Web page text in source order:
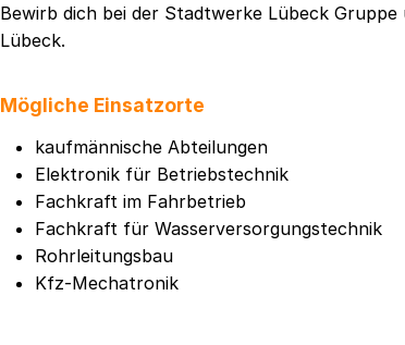
Bewirb dich bei der Stadtwerke Lübeck
Lübeck.
Mögliche Einsatzorte
kaufmännische Abteilungen
Elektronik für Betriebstechnik
Fachkraft im Fahrbetrieb
Fachkraft für Wasserversorgungstechnik
Rohrleitungsbau
Kfz-Mechatronik